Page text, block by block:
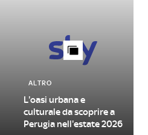
ALTRO
L'oasi urbana e
culturale da scoprire a
Perugia nell'estate 2026